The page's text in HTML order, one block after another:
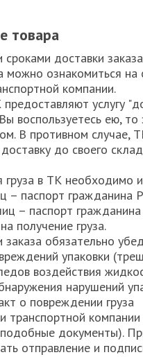
товара
доставки
можно ознакомиться на
компании.
услугу
воспользуетесь ею, то
В противном случае,
до своего
груза в ТК необходимо
– паспорт гражданина
– паспорт
получение груза.
обязательно
упаковки
воздействия
нарушений
о повреждении груза
транспортной
документы).
отправление и